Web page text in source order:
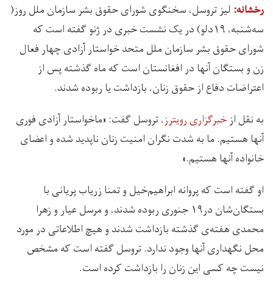
رخشانه: لیز تروسل، سخنگوی شورای حقوق بشر سازمان ملل روز(
سه‌شنبه، ۱۹دلو) در یک نشست خبری در ژنو گفته است که
شورای حقوق بشر سازمان ملل متحد خواستار آزادی چهار فعال
زن و بستگان آنها در افغانستان است که ماه گذشته پس از
اعتراضات دفاع از حقوق زنان، بازداشت یا ربوده شدند.
به نقل ازخبرگزاری رویترز، تروسل گفت: «ماخواستار آزادی فوری
آنها هستیم. ما به شدت نگران امنیت زنان ناپدید شده و اعضای
خانواده آنها هستیم.»
او گفته است که پروانه ابراهیم‌خیل و تمنا زریاب پریانی با
بستگان‌شان در۱۹ جنوری ربوده شدند، و مرسل عیار و زهرا
محمدی هفته‌ی گذشته بازداشت شدند و هیچ اطلاعاتی در مورد
محل نگهداری آنها وجود ندارد. تروسل گفته است که مشخص
نیست چه کسی این زنان را بازداشت کرده است.